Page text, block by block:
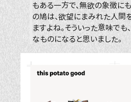
もある一方で、無欲の象徴にも
の鳩は、欲望にまみれた人間
ますよね。そういった意味で
なものになると思いました。